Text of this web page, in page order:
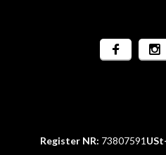
Register NR: 73807591